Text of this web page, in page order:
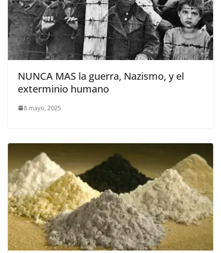
NUNCA MAS la guerra, Nazismo, y el
exterminio humano
8 mayo, 2025